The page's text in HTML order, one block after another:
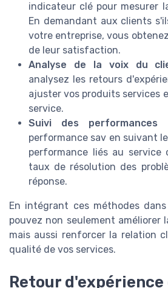
indicateur clé pour mesurer
En demandant aux clients
votre entreprise, vous
de leur satisfaction.
Analyse de la voix du
analysez les retours
ajuster vos produits services
service.
Suivi des performances
performance sav en suivant
performance liés au
taux de résolution des
réponse.
En intégrant ces méthodes
pouvez non seulement
mais aussi renforcer la relation
qualité de vos services.
Retour d'expérience